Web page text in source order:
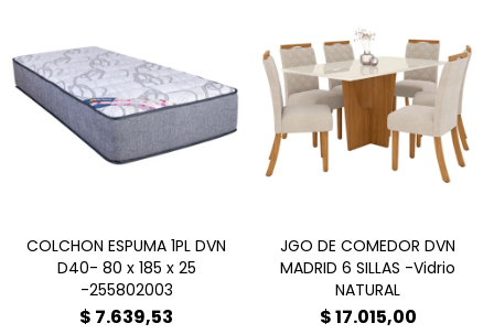
COLCHON ESPUMA 1PL DVN
D40- 80 x 185 x 25
-255802003
$ 7.639,53
JGO DE COMEDOR DVN
MADRID 6 SILLAS -Vidrio
NATURAL
$17.015,00